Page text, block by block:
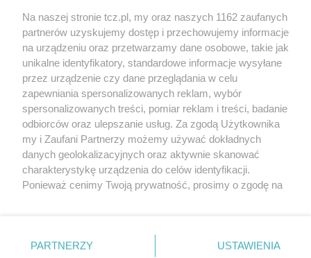
O FIRMIE POLITYKA PRYWATNOŚCI HOSTING
REKLAMA WSPÓŁPRACA RSS FACEBOOK KONTAKT
Nasze serwisy
Aktualności
Tcz24
Historia miasta
Muzyka i kultura
Archiwum wydarzeń
Zdjęcia miasta
Na naszej stronie tcz.pl, my oraz naszych 1162 zaufanych
partnerów uzyskujemy dostęp i przechowujemy informacje
na urządzeniu oraz przetwarzamy dane osobowe, takie jak
unikalne identyfikatory, standardowe informacje wysyłane
przez urządzenie czy dane przeglądania w celu
zapewniania spersonalizowanych reklam, wybór
spersonalizowanych treści, pomiar reklam i treści, badanie
odbiorców oraz ulepszanie usług. Za zgodą Użytkownika
my i Zaufani Partnerzy możemy używać dokładnych
danych geolokalizacyjnych oraz aktywnie skanować
charakterystykę urządzenia do celów identyfikacji.
Ponieważ cenimy Twoją prywatność, prosimy o zgodę na
znajdujący się w lewym dolnym rogu strony
. Niektóre
PARTNERZY USTAWIENIA